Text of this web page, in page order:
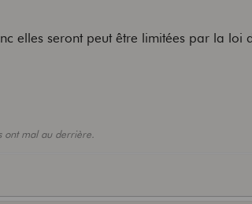
elles seront peut être limitées par la loi
ont mal au derrière.